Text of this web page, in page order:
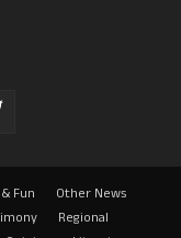
Fun
Other News
Regional